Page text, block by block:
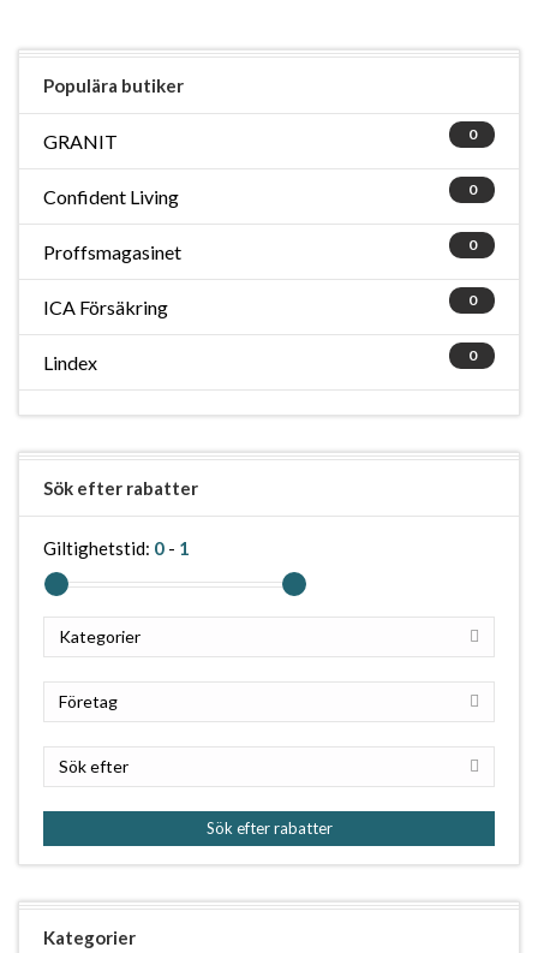
Populära butiker
0
GRANIT
0
Confident Living
0
Proffsmagasinet
0
ICA Försäkring
0
Lindex
Sök efter rabatter
Giltighetstid: 0 - 1
Kategorier
Företag
Sök efter
Sök efter rabatter
Kategorier